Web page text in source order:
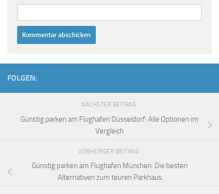
FOLGEN:
NÄCHSTER BEITRAG
Günstig parken am Flughafen Düsseldorf: Alle Optionen im
Vergleich
VORHERIGER BEITRAG
Günstig parken am Flughafen München: Die besten
Alternativen zum teuren Parkhaus